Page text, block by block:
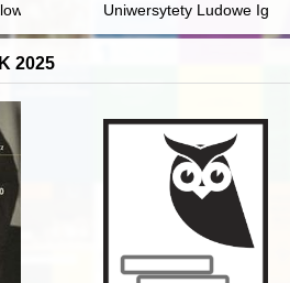
i etykiecie dworskiej
Uniwersytety Ludowe
2025